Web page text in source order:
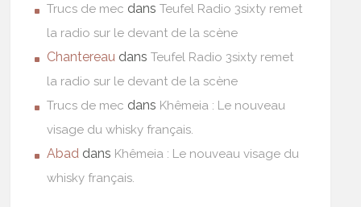
Trucs de mec dansTeufel Radio 3sixty remet
la radio sur le devant de la scène
Chantereau dansTeufel Radio 3sixty remet
la radio sur le devant de la scène
Trucs de mec dans Khêmeia : Le nouveau
visage du whisky français.
Abad dans Khêmeia : Le nouveau visage du
whisky français.